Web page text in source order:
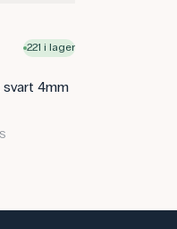
221 i lager
svart 4mm